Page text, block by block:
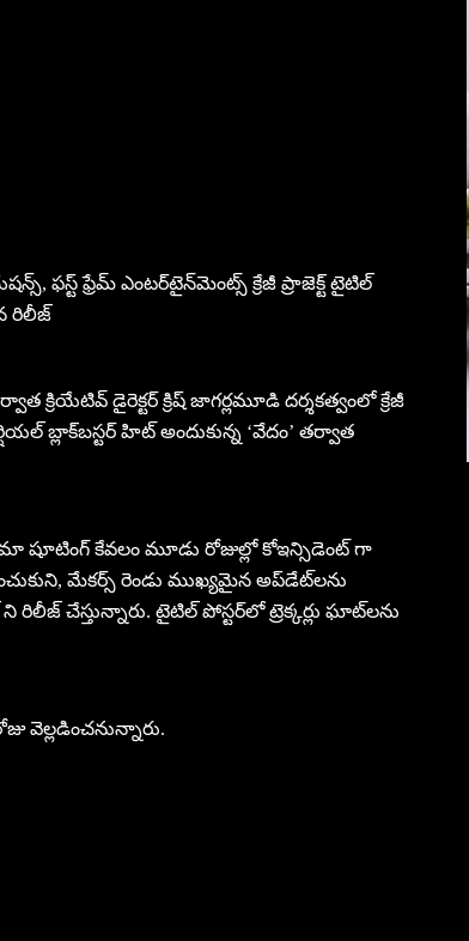
ఫస్ట్ ఫ్రేమ్ ఎంటర్‌టైన్‌మెంట్స్ క్రేజీ ప్రాజెక్ట్ టైటిల్
రిలీజ్
క్రియేటివ్ డైరెక్టర్ క్రిష్ జాగర్లమూడి దర్శకత్వంలో క్రేజీ
బ్లాక్‌బస్టర్ హిట్ అందుకున్న ‘వేదం’ తర్వాత
కేవలం మూడు రోజుల్లో కోఇన్సిడెంట్ గా
మేకర్స్ రెండు ముఖ్యమైన అప్‌డేట్‌లను
ని రిలీజ్ చేస్తున్నారు. టైటిల్ పోస్టర్‌లో ట్రెక్కర్లు ఘాట్‌లను
వెల్లడించనున్నారు.